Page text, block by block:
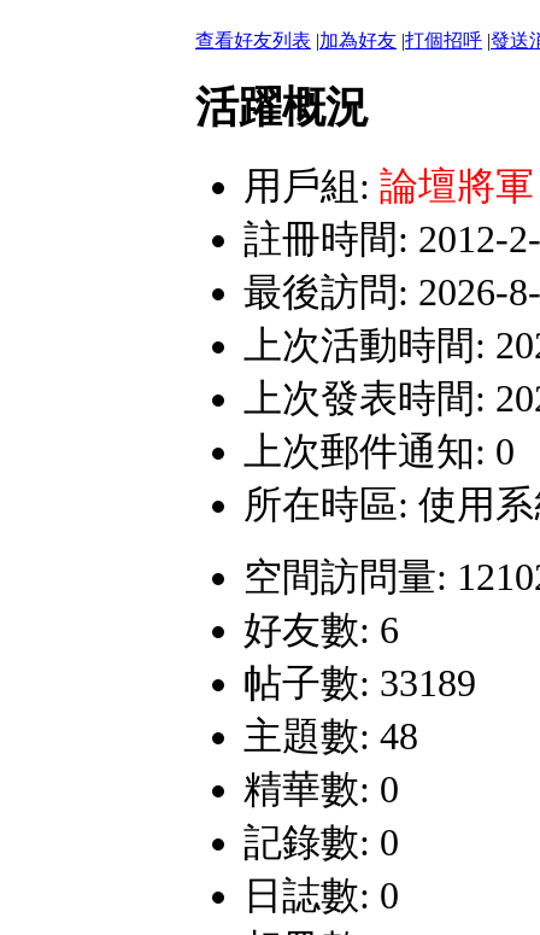
查看好友列表 |加為好友 |打個招呼 |發送
活躍概況
用戶組: 論壇將軍
註冊時間: 2012-
最後訪問: 2026-
上次活動時間:
上次發表時間:
上次郵件通知: 0
所在時區: 使用
空間訪問量:
好友數: 6
帖子數: 33189
主題數: 48
精華數: 0
記錄數: 0
日誌數: 0